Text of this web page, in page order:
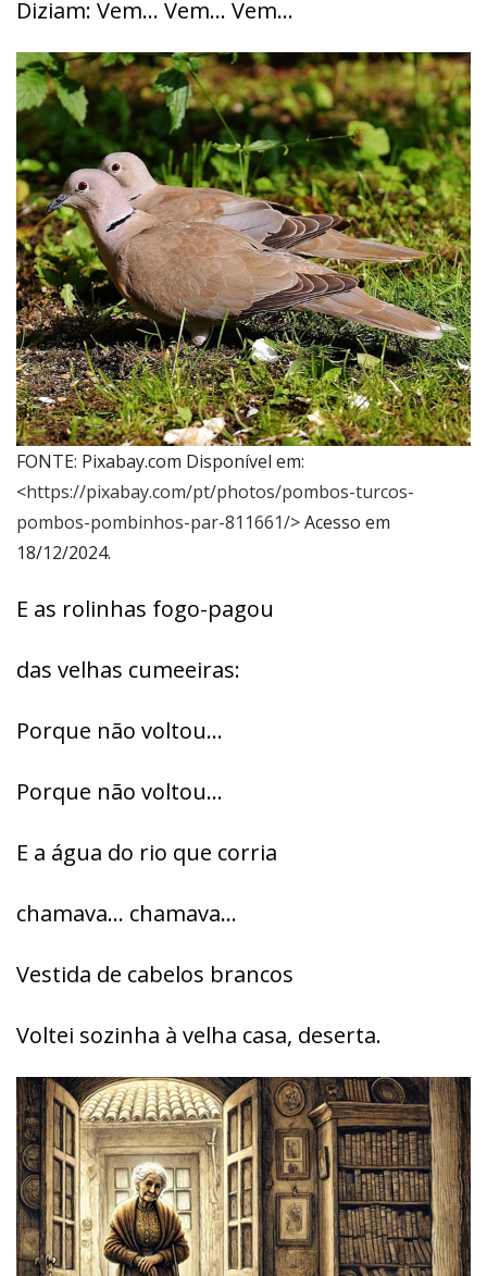
Diziam: Vem… Vem… Vem…
FONTE: Pixabay.com Disponível em:
<https://pixabay.com/pt/photos/pombos-turcos-
pombos-pombinhos-par-811661/> Acesso em
18/12/2024.
E as rolinhas fogo-pagou
das velhas cumeeiras:
Porque não voltou…
Porque não voltou…
E a água do rio que corria
chamava… chamava…
Vestida de cabelos brancos
Voltei sozinha à velha casa, deserta.